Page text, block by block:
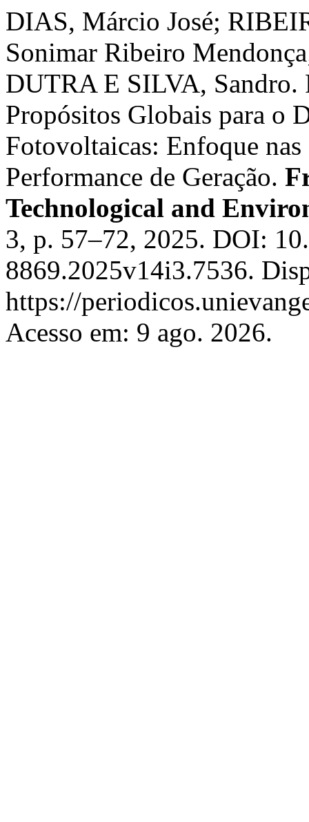
DIAS, Márcio José;
Sonimar Ribeiro
DUTRA E SILVA, Sandro.
Propósitos Globais para o
Fotovoltaicas: Enfoque
Performance de Geração.
Technological and
3, p. 57–72, 2025. DOI:
8869.2025v14i3.7536.
https://
Acesso em: 9 ago. 2026.